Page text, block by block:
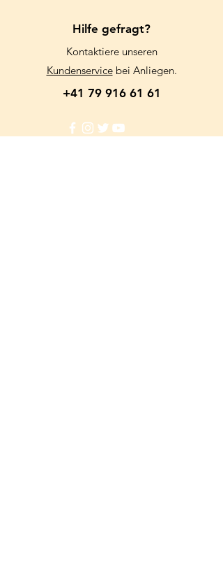
Hilfe gefragt?
Kontaktiere unseren
Kundenservicebei Anliegen.
+41 79 916 61 61